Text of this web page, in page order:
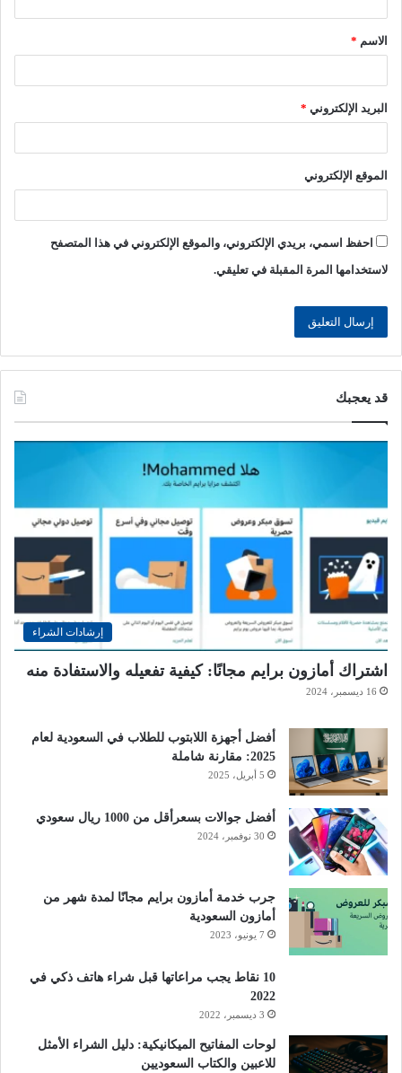
ق
*
الاسم *
البريد الإلكتروني *
الموقع الإلكتروني
احفظ اسمي، بريدي الإلكتروني، والموقع الإلكتروني في هذا المتصفح
لاستخدامها المرة المقبلة في تعليقي.
قد يعجبك
إرشادات الشراء
اشتراك أمازون برايم مجانًا: كيفية تفعيله والاستفادة منه
16 ديسمبر، 2024
أفضل أجهزة اللابتوب للطلاب في السعودية لعام
2025: مقارنة شاملة
5 أبريل، 2025
أفضل جوالات بسعرأقل من 1000 ريال سعودي
30 نوفمبر، 2024
جرب خدمة أمازون برايم مجانًا لمدة شهر من
أمازون السعودية
7 يونيو، 2023
10 نقاط يجب مراعاتها قبل شراء هاتف ذكي في
2022
3 ديسمبر، 2022
لوحات المفاتيح الميكانيكية: دليل الشراء الأمثل
للاعبين والكتاب السعوديين